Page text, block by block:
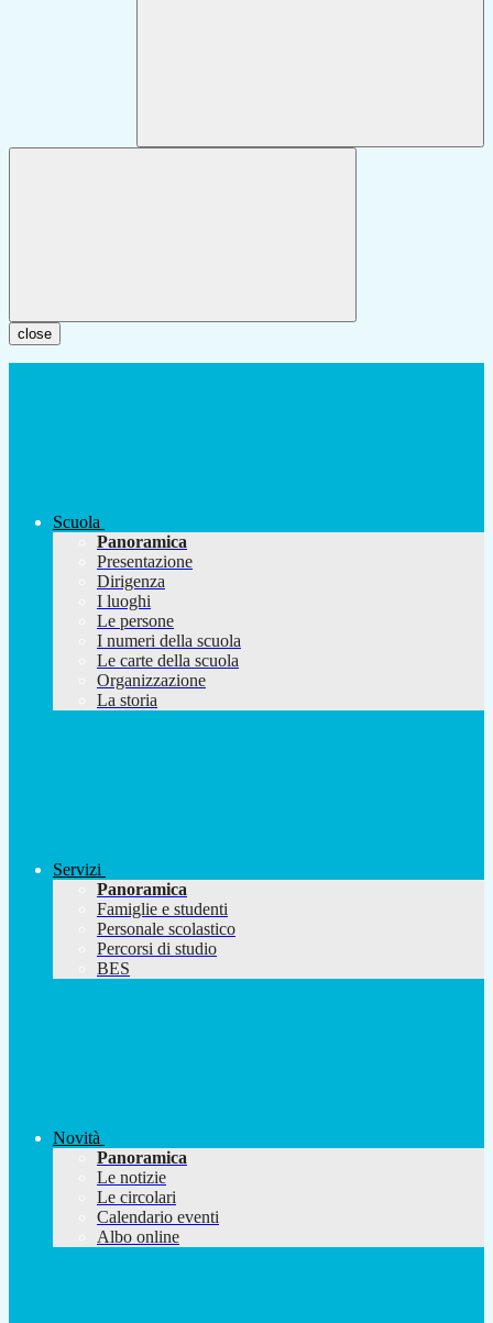
close
Scuola
Panoramica
Presentazione
Dirigenza
I luoghi
Le persone
I numeri della scuola
Le carte della scuola
Organizzazione
La storia
Servizi
Panoramica
Famiglie e studenti
Personale scolastico
Percorsi di studio
BES
Novità
Panoramica
Le notizie
Le circolari
Calendario eventi
Albo online